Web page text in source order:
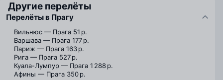
Другие перелёты
Перелёты в Прагу
Вильнюс — Прага 51 р.
Варшава — Прага 177 р.
Париж — Прага 163 р.
Рига — Прага 527 р.
Куала-Лумпур — Прага 1 288 р.
Афины — Прага 350 р.